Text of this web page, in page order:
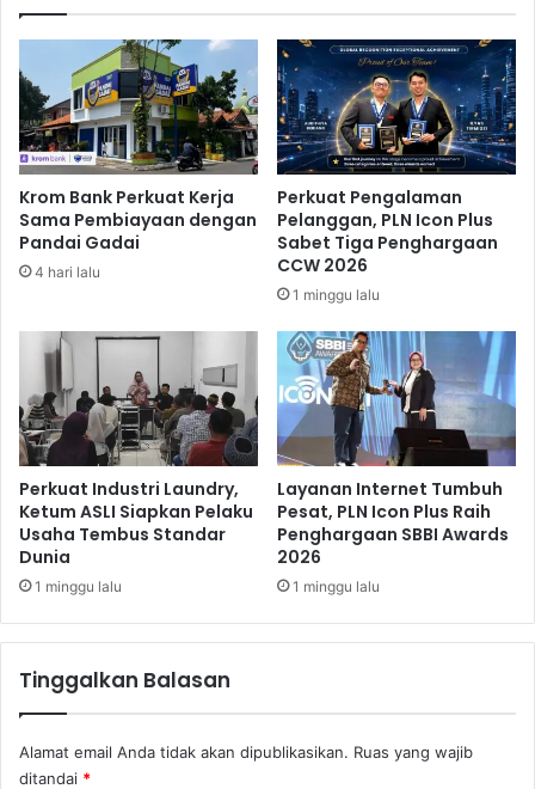
t
g
e
B
r
a
n
d
w
d
g
G
i
z
D
i
e
o
i
n
i
l
a
i
M
e
u
n
Krom Bank Perkuat Kerja
Sama Pembiayaan dengan
Pandai Gadai
4 hari lalu
Perkuat Pengalaman
Pelanggan, PLN Icon Plus
Sabet Tiga Penghargaan
CCW 2026
1 minggu lalu
Perkuat Industri Laundry,
Ketum ASLI Siapkan Pelaku
Usaha Tembus Standar
Dunia
1 minggu lalu
Layanan Internet Tumbuh
Pesat, PLN Icon Plus Raih
Penghargaan SBBI Awards
2026
1 minggu lalu
Tinggalkan Balasan
Alamat email Anda tidak akan dipublikasikan. Ruas yang wajib
ditandai *